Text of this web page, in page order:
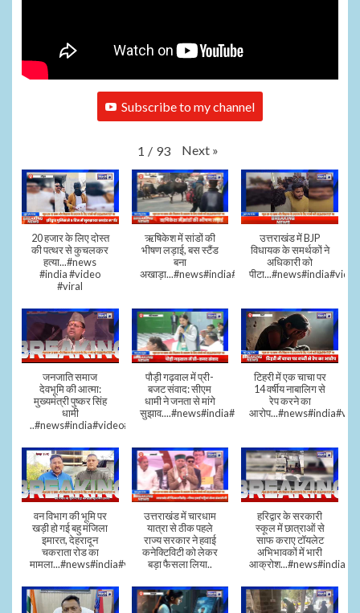
Subscribe to my channel
1 / 93 Next »
20 हजार के लिए दोस्त
की पत्थर से कुचलकर
हत्या...#news
#india #video
#viral
ऋषिकेश में सांडों की
भीषण लड़ाई, बस स्टैंड
बना
अखाड़ा...#news#india#video#viral
उत्तराखंड में BJP
विधायक के समर्थकों ने
अधिकारी को
जनजाति समाज
देवभूमि की आत्मा:
मुख्यमंत्री पुष्कर सिंह
धामी
..#news#india#video#viral
पौड़ी गढ़वाल में प्री-
बजट संवाद: सीएम
धामी ने जनता से मांगे
सुझाव....#news#india#video#viral
टिहरी में एक चाचा पर
14 वर्षीय नाबालिग से
रेप करने का
वन विभाग की भूमि पर
खड़ी हो गई बहु मंजिला
इमारत, देहरादून
चकराता रोड का
मामला...#news#india#video
उत्तराखंड में चारधाम
यात्रा से ठीक पहले
राज्य सरकार ने हवाई
कनेक्टिविटी को लेकर
बड़ा फैसला लिया..
हरिद्वार के सरकारी
स्कूल में छात्राओं से
साफ कराए टॉयलेट
अभिभावकों में भारी
आक्रोश...#news#india